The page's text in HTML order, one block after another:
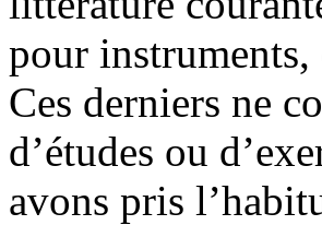
pour instruments,
Ces derniers ne
d’études ou
avons pris